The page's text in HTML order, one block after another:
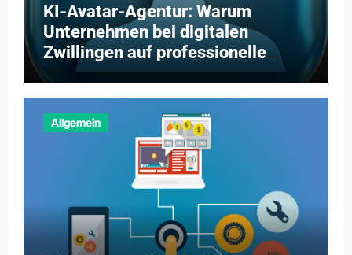
KI-Avatar-Agentur: Warum
Unternehmen bei digitalen
Zwillingen auf professionelle
Partner setzen
Allgemein